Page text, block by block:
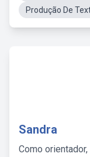
Produção De
Sandra
Como